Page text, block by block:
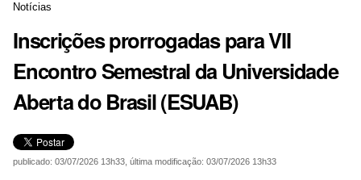
Notícias
Inscrições prorrogadas para VII
Encontro Semestral da Universidade
Aberta do Brasil (ESUAB)
publicado:03/07/2026 13h33 ,última modificação:03/07/2026 13h33